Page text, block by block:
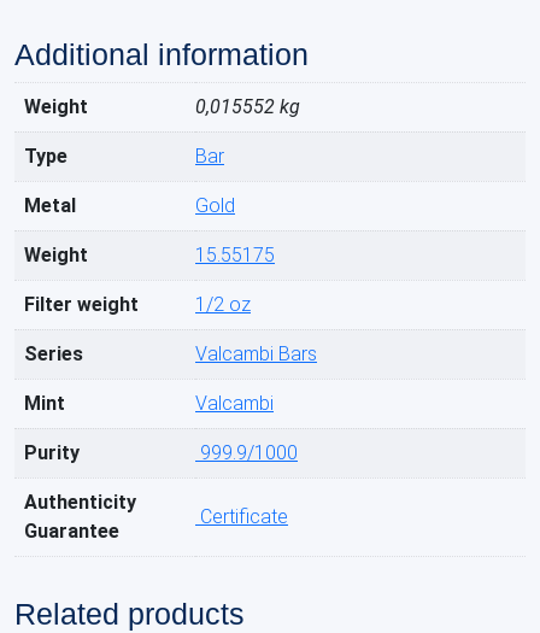
Additional information
Weight 0,015552 kg
Type Bar
Metal Gold
Weight 15.55175
Filter weight 1/2 oz
Series Valcambi Bars
Mint Valcambi
Purity 999.9/1000
Authenticity
Guarantee
Certificate
Related products